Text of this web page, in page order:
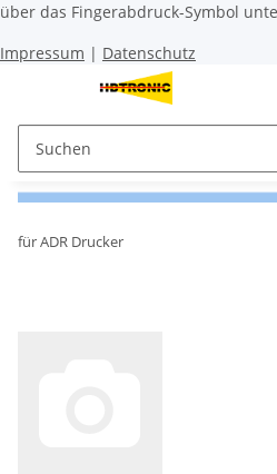
über das Fingerabdruck-Symbol
Impressum | Datenschutz
für ADR Drucker